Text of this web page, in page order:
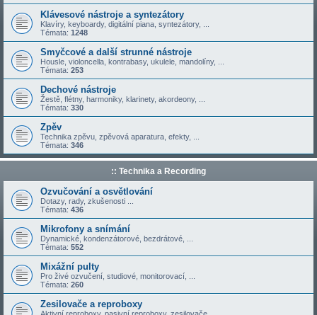
Klávesové nástroje a syntezátory
Klavíry, keyboardy, digitální piana, syntezátory, ...
Témata: 1248
Smyčcové a další strunné nástroje
Housle, violoncella, kontrabasy, ukulele, mandolíny, ...
Témata: 253
Dechové nástroje
Žestě, flétny, harmoniky, klarinety, akordeony, ...
Témata: 330
Zpěv
Technika zpěvu, zpěvová aparatura, efekty, ...
Témata: 346
:: Technika a Recording
Ozvučování a osvětlování
Dotazy, rady, zkušenosti ...
Témata: 436
Mikrofony a snímání
Dynamické, kondenzátorové, bezdrátové, ...
Témata: 552
Mixážní pulty
Pro živé ozvučení, studiové, monitorovací, ...
Témata: 260
Zesilovače a reproboxy